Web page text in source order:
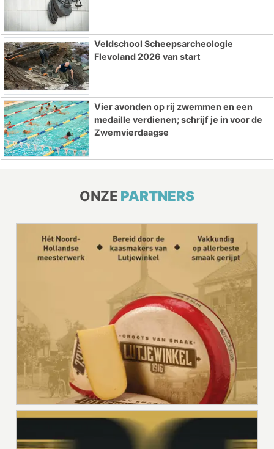
Veldschool Scheepsarcheologie
Flevoland 2026 van start
Vier avonden op rij zwemmen en een
medaille verdienen; schrijf je in voor de
Zwemvierdaagse
ONZE PARTNERS